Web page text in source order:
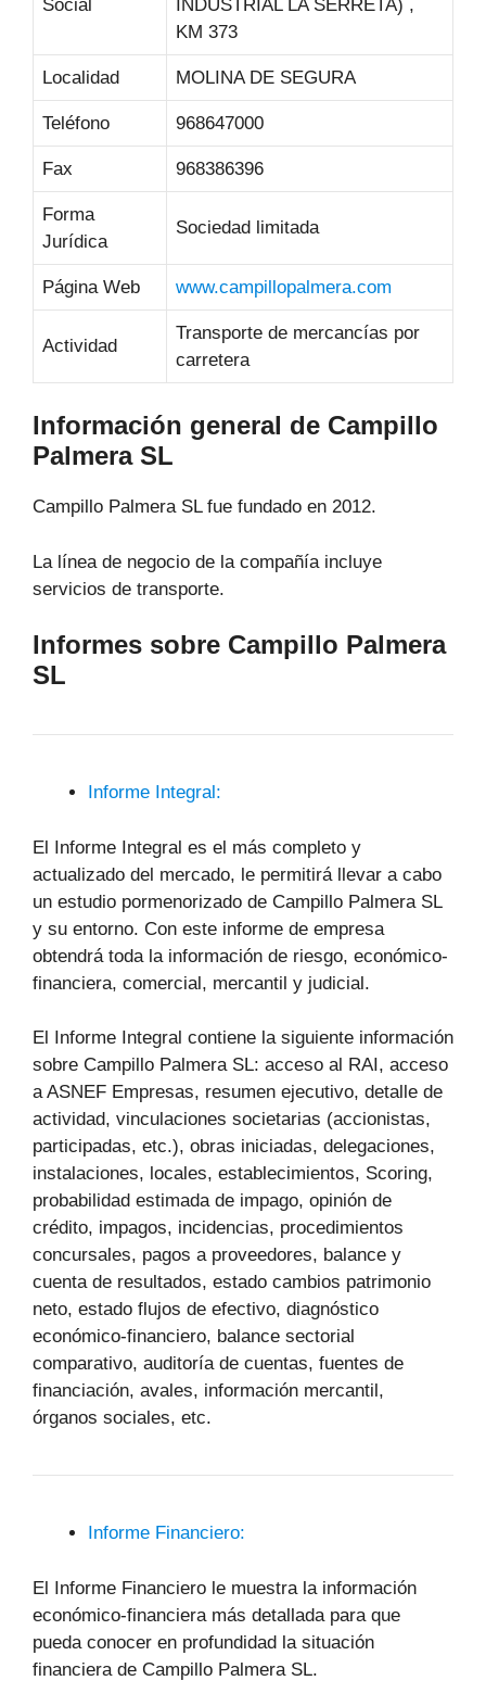
Social
INDUSTRIAL LA SERRETA) ,
KM 373
Localidad MOLINA DE SEGURA
Teléfono 968647000
Fax 968386396
Forma
Jurídica
Sociedad limitada
Página Web www.campillopalmera.com
Actividad
Transporte de mercancías por
carretera
Información general de Campillo
Palmera SL
Campillo Palmera SL fue fundado en 2012.
La línea de negocio de la compañía incluye
servicios de transporte.
Informes sobre Campillo Palmera
SL
Informe Integral:
El Informe Integral es el más completo y
actualizado del mercado, le permitirá llevar a cabo
un estudio pormenorizado de Campillo Palmera SL
y su entorno. Con este informe de empresa
obtendrá toda la información de riesgo, económico-
financiera, comercial, mercantil y judicial.
El Informe Integral contiene la siguiente información
sobre Campillo Palmera SL: acceso al RAI, acceso
a ASNEF Empresas, resumen ejecutivo, detalle de
actividad, vinculaciones societarias (accionistas,
participadas, etc.), obras iniciadas, delegaciones,
instalaciones, locales, establecimientos, Scoring,
probabilidad estimada de impago, opinión de
crédito, impagos, incidencias, procedimientos
concursales, pagos a proveedores, balance y
cuenta de resultados, estado cambios patrimonio
neto, estado flujos de efectivo, diagnóstico
económico-financiero, balance sectorial
comparativo, auditoría de cuentas, fuentes de
financiación, avales, información mercantil,
órganos sociales, etc.
Informe Financiero:
El Informe Financiero le muestra la información
económico-financiera más detallada para que
pueda conocer en profundidad la situación
financiera de Campillo Palmera SL.